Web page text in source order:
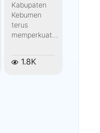
Kabupaten
Kebumen
terus
memperkuat...
1.8K